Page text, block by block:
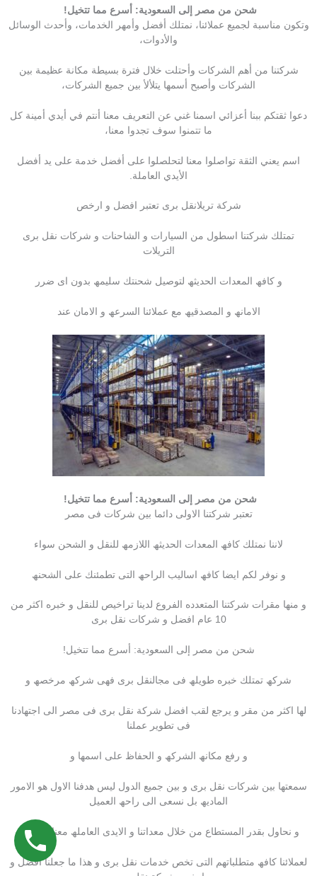
شحن من مصر إلى السعودية: أسرع مما تتخيل!
وتكون مناسبة لجميع عملائنا، نمتلك أفضل وأمهر الخدمات، وأحدث الوسائل
والأدوات،
شركتنا من أهم الشركات وأحتلت خلال فترة بسيطة مكانة عظيمة بين
الشركات وأصبح أسمها يتلألأ بين جميع الشركات،
دعوا ثقتكم ببنا أعزائي اسمنا غني عن التعريف معنا أنتم في أيدي أمينة كل
ما تتمنوا سوف تجدوا معنا،
اسم يعني الثقة تواصلوا معنا لتحلصلوا على أفضل خدمة على يد أفضل
الأيدي العاملة.
شركة تريلانقل برى تعتبر افضل و ارخص
تمتلك شركتنا اسطول من السیارات و الشاحنات و شركات نقل برى
التریلات
و كافھ المعدات الحدیثھ لتوصیل شحنتك سلیمھ بدون اى ضرر
الامانھ و المصدقیھ مع عملائنا السرعھ و الامان عند
شحن من مصر إلى السعودية: أسرع مما تتخيل!
تعتبر شركتنا الاولى دائما بین شركات فى مصر
لاننا نمتلك كافھ المعدات الحدیثھ اللازمھ للنقل و الشحن سواء
و نوفر لكم ایضا كافھ اسالیب الراحھ التى تطمئنك على الشحنھ
و منھا مقرات شركتنا المتعدده الفروع لدینا تراخیص للنقل و خبره اكثر من
10 عام افضل و شركات نقل برى
شحن من مصر إلى السعودية: أسرع مما تتخيل!
شركھ تمتلك خبره طویلھ فى مجالنقل برى فھى شركھ مرخصھ و
لھا اكثر من مقر و یرجع لقب افضل شركة نقل برى فى مصر الى اجتھادنا
فى تطویر عملنا
و رفع مكانھ الشركھ و الحفاظ على اسمھا و
سمعتھا بین شركات نقل برى و بین جمیع الدول لیس ھدفنا الاول ھو الامور
المادیھ بل نسعى الى راحھ العمیل
و نحاول بقدر المستطاع من خلال معداتنا و الایدى العاملھ معنا ان نوفر
لعملائنا كافھ متطلباتھم التى تخص خدمات نقل برى و ھذا ما جعلنا افضل و